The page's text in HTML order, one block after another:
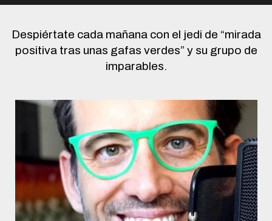
Despiértate cada mañana con el jedi de “mirada
positiva tras unas gafas verdes” y su grupo de
imparables.